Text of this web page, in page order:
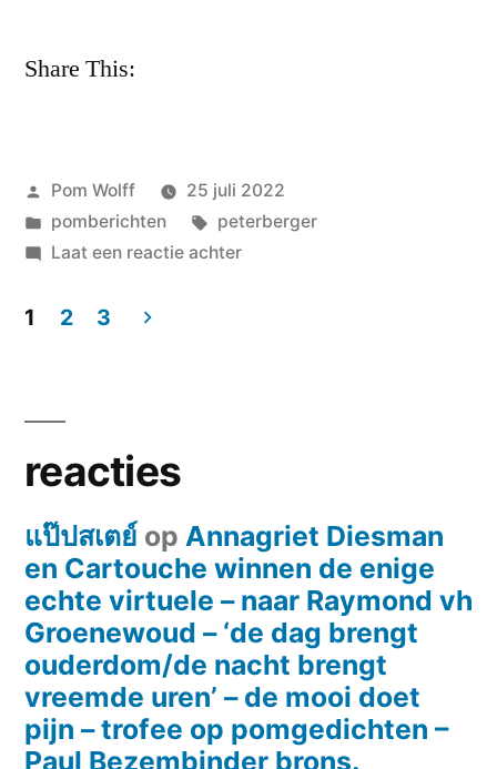
Share This:
Geplaatst
door
Pom Wolff
25 juli 2022
Geplaatst
in
pomberichten Tags:
peterberger
Laat een reactie achterop
onkruid
kortom.
Stammetjes
alom.
Krom
als
Tropisch
paginering
1 2 3
reacties
แป๊ปสเตย์ op Annagriet Diesman
en Cartouche winnen de enige
echte virtuele – naar Raymond vh
Groenewoud – ‘de dag brengt
ouderdom/de nacht brengt
vreemde uren’ – de mooi doet
pijn – trofee op pomgedichten –
Paul Bezembinder brons.